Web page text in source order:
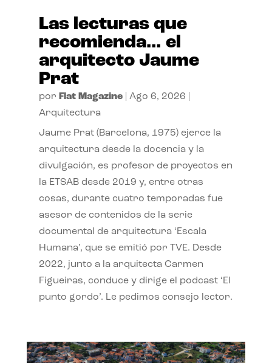
Las lecturas que
recomienda… el
arquitecto Jaume
Prat
por Flat Magazine| Ago 6, 2026
Arquitectura
Jaume Prat (Barcelona, 1975) ejerce la
arquitectura desde la docencia y la
divulgación, es profesor de proyectos en
la ETSAB desde 2019 y, entre otras
cosas, durante cuatro temporadas fue
asesor de contenidos de la serie
documental de arquitectura ‘Escala
Humana’, que se emitió por TVE. Desde
2022, junto a la arquitecta Carmen
Figueiras, conduce y dirige el podcast ‘El
punto gordo’. Le pedimos consejo lector.